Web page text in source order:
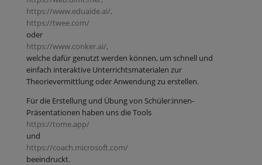
https://www.eduaide.ai/,
https://twee.com/
oder
https://www.conker.ai/,
welche dafür genutzt werden können, um schnell und
einfach interaktive Unterrichtsmaterialen zur
Theorievermittlung oder Anwendung zu erstellen.
Für die Erstellung und Übung von Schüler:innen-
Präsentationen haben uns die Tools
https://tome.app/
und
https://coach.microsoft.com/
beeindruckt.